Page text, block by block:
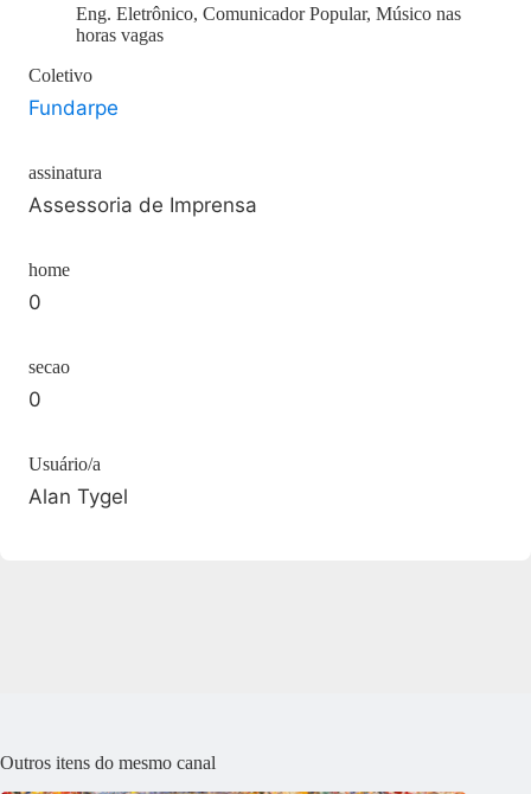
Eng. Eletrônico, Comunicador Popular, Músico nas
horas vagas
Coletivo
Fundarpe
assinatura
Assessoria de Imprensa
home
0
secao
0
Usuário/a
Alan Tygel
Outros itens do mesmo canal